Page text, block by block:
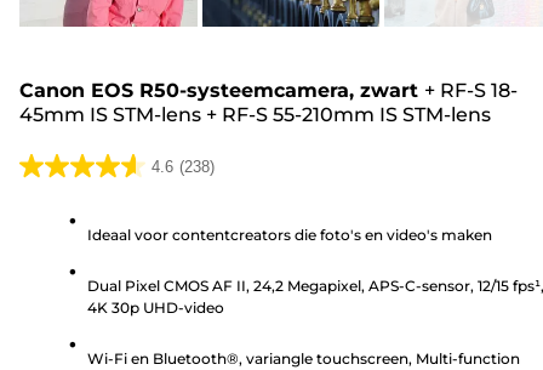
Canon EOS R50-systeemcamera, zwart + RF-S 18-
45mm IS STM-lens + RF-S 55-210mm IS STM-lens
4.6 (238)
4.6
sterren.
beoordelingen
Ideaal voor contentcreators die foto's en video's maken
Dual Pixel CMOS AF II, 24,2 Megapixel, APS-C-sensor, 12/15 fps¹,
4K 30p UHD-video
Wi-Fi en Bluetooth®, variangle touchscreen, Multi-function